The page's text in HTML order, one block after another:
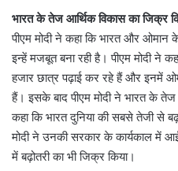
भारत के तेज आर्थिक विकास का जिक्र
पीएम मोदी ने कहा कि भारत और ओमान
इन्हें मजबूत बना रही है। पीएम मोदी ने
हजार छात्र पढ़ाई कर रहे हैं और इनमें
हैं। इसके बाद पीएम मोदी ने भारत के
कहा कि भारत दुनिया की सबसे तेजी से
मोदी ने उनकी सरकार के कार्यकाल में
में बढ़ोतरी का भी जिक्र किया।